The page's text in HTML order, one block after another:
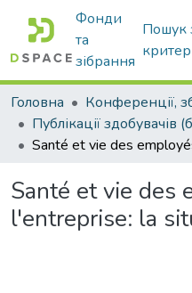
Фонди
та
зібрання
Пошук
Головна
Santé et vie des
l'entreprise: la